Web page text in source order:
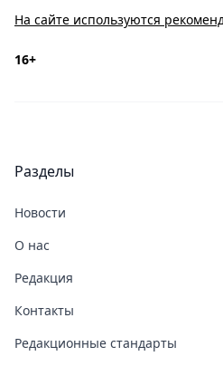
На сайте используются
16+
Разделы
Новости
О нас
Редакция
Контакты
Редакционные стандарты